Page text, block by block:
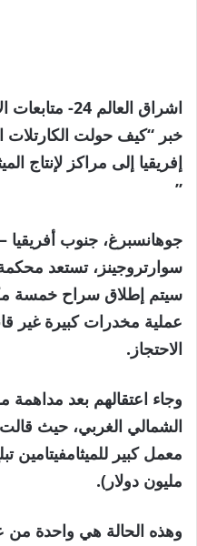
اشراق العالم
خبر “كيف حولت
إفريقيا إلى مراكز لإنتاج
”
جوهانسبرغ، جنوب أفريقيا –
سوارتروجينز، تستعد
سيتم إطلاق سراح خمسة
عملية مخدرات كبيرة غير
الاحتجاز.
وجاء اعتقالهم بعد مداهمة
الشمالي الغربي، حيث
مليون دولار).
وهذه الحالة هي واحدة